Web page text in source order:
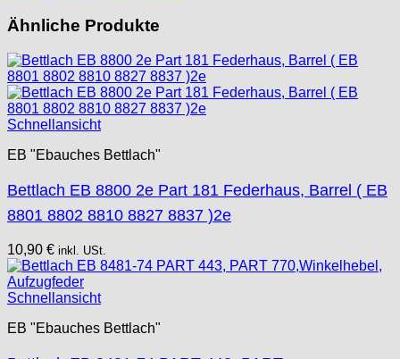
Unitas
Ähnliche Produkte
Schnellansicht
EB "Ebauches Bettlach"
Bettlach EB 8800 2e Part 181 Federhaus, Barrel ( EB
8801 8802 8810 8827 8837 )2e
10,90 € inkl. USt.
Schnellansicht
EB "Ebauches Bettlach"